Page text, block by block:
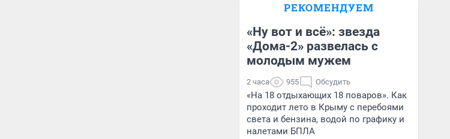
Анастасия Завгородняя
РЕКОМЕНДУЕМ
«Ну вот и всё»: звезда
«Дома-2» развелась с
молодым мужем
2 часа 955 Обсудить
«На 18 отдыхающих 18 поваров». Как
проходит лето в Крыму с перебоями
света и бензина, водой по графику и
налетами БПЛА